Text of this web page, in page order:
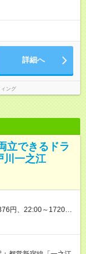
詳細へ
ング
立できるドラ
川一之江
円、22:00～1720円)
試験による更新判定
昇給あり （大学生は